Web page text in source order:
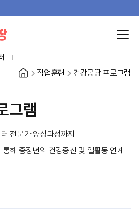
홈 직업훈련 건강몽땅 프로그램
그램
전문가 양성과정까지
해 중장년의 건강증진 및 일활동 연계